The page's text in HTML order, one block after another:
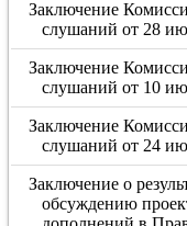
Заключение
слушаний от 28
Заключение
слушаний от 10
Заключение
слушаний от 24
Заключение о
обсуждению